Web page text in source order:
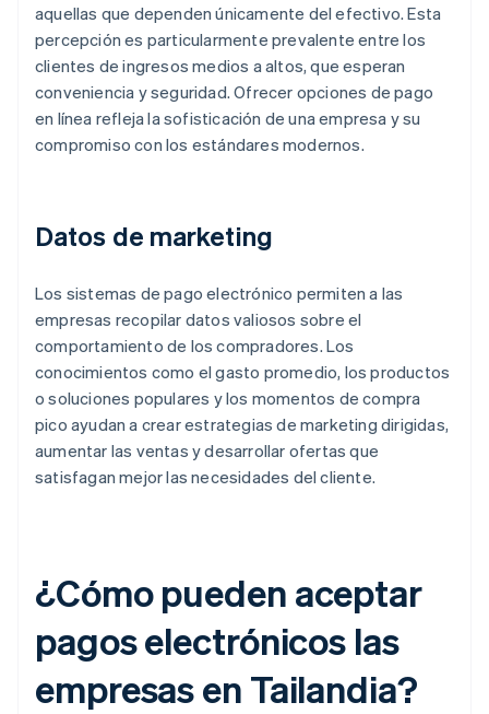
aquellas que dependen únicamente del efectivo. Esta
percepción es particularmente prevalente entre los
clientes de ingresos medios a altos, que esperan
conveniencia y seguridad. Ofrecer opciones de pago
en línea refleja la sofisticación de una empresa y su
compromiso con los estándares modernos.
Datos de marketing
Los sistemas de pago electrónico permiten a las
empresas recopilar datos valiosos sobre el
comportamiento de los compradores. Los
conocimientos como el gasto promedio, los productos
o soluciones populares y los momentos de compra
pico ayudan a crear estrategias de marketing dirigidas,
aumentar las ventas y desarrollar ofertas que
satisfagan mejor las necesidades del cliente.
¿Cómo pueden aceptar
pagos electrónicos las
empresas en Tailandia?